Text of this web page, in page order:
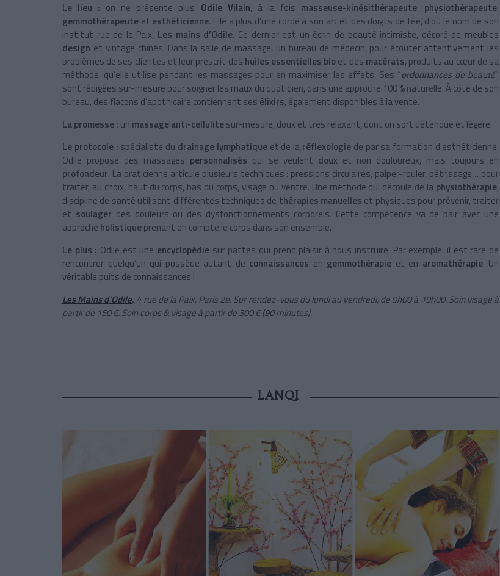
Le lieu : on ne présente plus Odile Vilain, à la fois masseuse-kinésithérapeute, physiothérapeute,
gemmothérapeute et esthéticienne. Elle a plus d’une corde à son arc et des doigts de fée, d’où le nom de son
institut rue de la Paix, Les mains d’Odile. Ce dernier est un écrin de beauté intimiste, décoré de meubles
design et vintage chinés. Dans la salle de massage, un bureau de médecin, pour écouter attentivement les
problèmes de ses clientes et leur prescrit des huiles essentielles bioet des macérats, produits au cœur de sa
méthode, qu’elle utilise pendant les massages pour en maximiser les effets. Ses “ordonnancesde beauté”
sont rédigées sur-mesure pour soigner les maux du quotidien, dans une approche 100 % naturelle. À côté de son
bureau, des flacons d’apothicaire contiennent ses élixirs, également disponibles à la vente.
La promesse : un massage anti-cellulitesur-mesure, doux et très relaxant, dont on sort détendue et légère.
Le protocole : spécialiste du drainage lymphatiqueet de la réflexologie de par sa formation d'esthéticienne,
Odile propose des massages personnalisés qui se veulent doux et non douloureux, mais toujours en
profondeur. La praticienne articule plusieurs techniques : pressions circulaires, palper-rouler, pétrissage… pour
traiter, au choix, haut du corps, bas du corps, visage ou ventre. Une méthode qui découle de la physiothérapie,
discipline de santé utilisant différentes techniques de thérapies manuelles et physiques pour prévenir, traiter
et soulager des douleurs ou des dysfonctionnements corporels. Cette compétence va de pair avec une
approche holistiqueprenant en compte le corps dans son ensemble.
Le plus : Odile est une encyclopédie sur pattes qui prend plaisir à nous instruire. Par exemple, il est rare de
rencontrer quelqu’un qui possède autant de connaissances en gemmothérapie et en aromathérapie. Un
véritable puits de connaissances !
Les Mains d’Odile, 4 rue de la Paix, Paris 2e. Sur rendez-vous du lundi au vendredi, de 9h00 à 19h00. Soin visage à
partir de 150 €. Soin corps & visage à partir de 300 € (90 minutes).
LANQI